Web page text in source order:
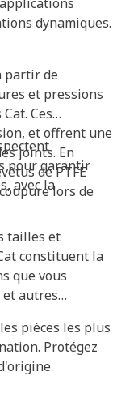
dynamiques.
partir de
et pressions
Ces
et offrent une
joints. En
de PTFE
lors de
pour garantir
avec la
tailles et
constituent la
que vous
autres
pièces les plus
Protégez